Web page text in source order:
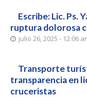
Escribe: Lic. Ps.
ruptura dolorosa
julio 26, 2025 - 12:06
Transporte
transparencia en
cruceristas